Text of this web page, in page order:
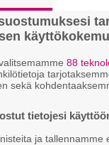
88
sekä
tietojesi
ja tallennamme